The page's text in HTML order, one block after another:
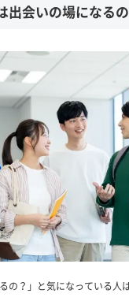
出会いの場になる
の？」と気になっている人